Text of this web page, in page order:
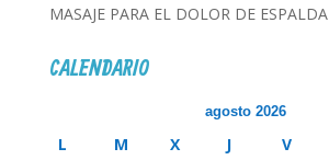
MASAJE PARA EL DOLOR DE ESPALDA
CALENDARIO
agosto 2026
L M X J V